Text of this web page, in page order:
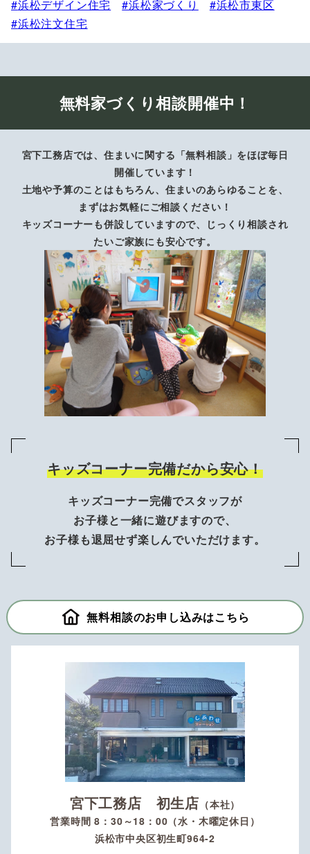
浜松デザイン住宅
浜松家づくり
浜松市東区
浜松注文住宅
無料家づくり相談開催中！
宮下工務店では、住まいに関する「無料相談」をほぼ毎日
開催しています！
土地や予算のことはもちろん、住まいのあらゆることを、
まずはお気軽にご相談ください！
キッズコーナーも併設していますので、じっくり相談され
たいご家族にも安心です。
キッズコーナー完備だから安心！
キッズコーナー完備でスタッフが
お子様と一緒に遊びますので、
お子様も退屈せず楽しんでいただけます。
無料相談のお申し込みはこちら
宮下工務店 初生店 （本社）
営業時間 8：30～18：00（水・木曜定休日）
浜松市中央区初生町964-2